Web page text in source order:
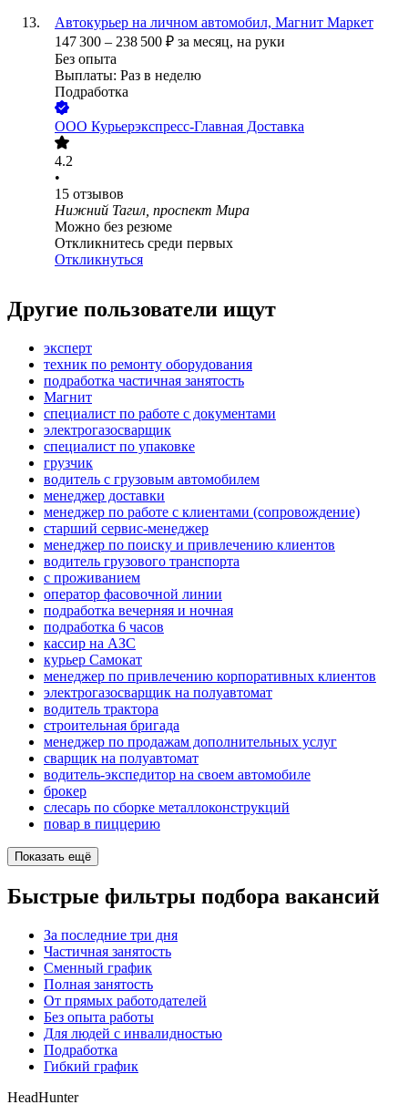
Автокурьер на личном автомобил, Магнит Маркет
147 300 – 238 500 ₽ за месяц, на руки
Без опыта
Выплаты: Раз в неделю
Подработка
ООО Курьерэкспресс-Главная Доставка
4.2
•
15 отзывов
Нижний Тагил, проспект Мира
Можно без резюме
Откликнитесь среди первых
Откликнуться
Другие пользователи ищут
эксперт
техник по ремонту оборудования
подработка частичная занятость
Магнит
специалист по работе с документами
электрогазосварщик
специалист по упаковке
грузчик
водитель с грузовым автомобилем
менеджер доставки
менеджер по работе с клиентами (сопровождение)
старший сервис-менеджер
менеджер по поиску и привлечению клиентов
водитель грузового транспорта
с проживанием
оператор фасовочной линии
подработка вечерняя и ночная
подработка 6 часов
кассир на АЗС
курьер Самокат
менеджер по привлечению корпоративных клиентов
электрогазосварщик на полуавтомат
водитель трактора
строительная бригада
менеджер по продажам дополнительных услуг
сварщик на полуавтомат
водитель-экспедитор на своем автомобиле
брокер
слесарь по сборке металлоконструкций
повар в пиццерию
Показать ещё
Быстрые фильтры подбора вакансий
За последние три дня
Частичная занятость
Сменный график
Полная занятость
От прямых работодателей
Без опыта работы
Для людей с инвалидностью
Подработка
Гибкий график
HeadHunter